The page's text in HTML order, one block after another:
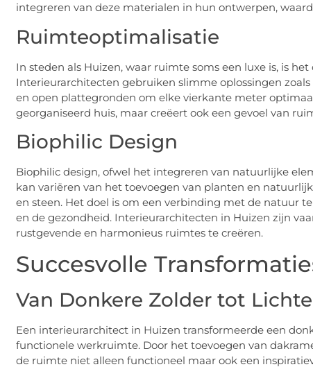
integreren van deze materialen in hun ontwerpen,
Ruimteoptimalisatie
In steden als Huizen, waar ruimte soms een luxe is, is
Interieurarchitecten gebruiken slimme oplossingen
en open plattegronden om elke vierkante meter
georganiseerd huis, maar creëert ook een gevoel van
Biophilic Design
Biophilic design, ofwel het integreren van natuurlijke
kan variëren van het toevoegen van planten en
en steen. Het doel is om een verbinding met de natuur
en de gezondheid. Interieurarchitecten in Huizen zijn
rustgevende en harmonieus ruimtes te creëren.
Succesvolle
Van Donkere Zolder tot
Een interieurarchitect in Huizen transformeerde een
functionele werkruimte. Door het toevoegen van
de ruimte niet alleen functioneel maar ook een